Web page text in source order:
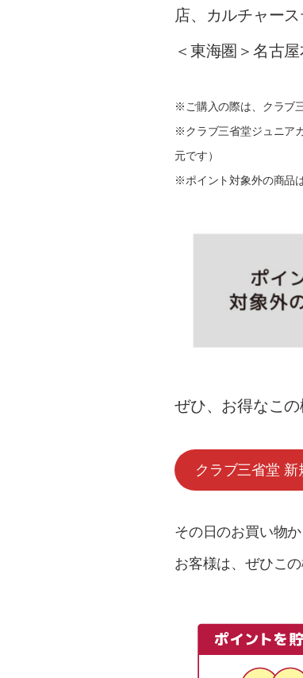
店、カルチャー
＜東海圏＞名古
※ご購入の際は、クラブ
※クラブ三省堂ジュニア
元です）
※ポイント対象外の商品
ぜひ、お得なこ
クラブ三省堂 新
その日のお買い物
お客様は、ぜひこ